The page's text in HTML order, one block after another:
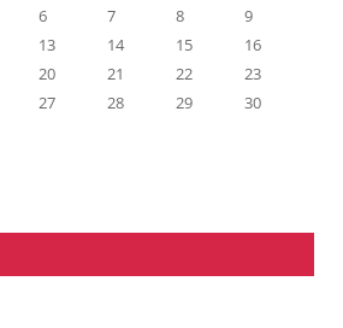
6 7 8
9
13 14 15
16
20 21 22
23
27 28 29
30